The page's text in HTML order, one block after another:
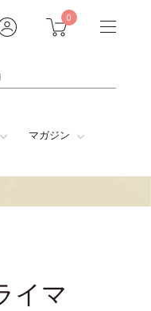
0
マガジン
イマ